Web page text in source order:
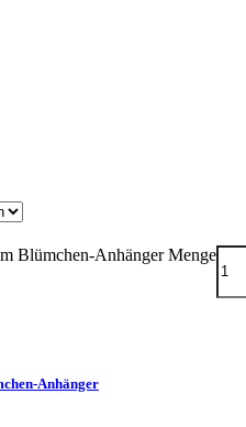
Blümchen-Anhänger Menge
Anhänger